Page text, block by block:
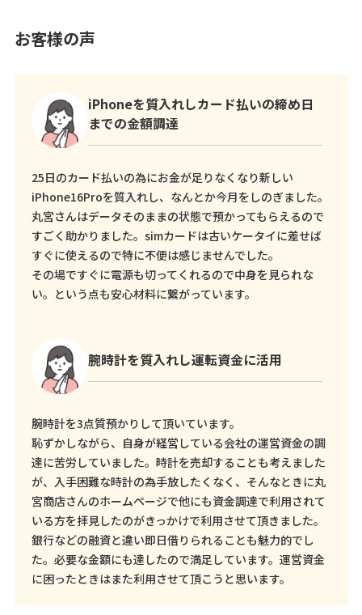
お客様の声
iPhoneを質入れしカード払いの締め日
までの金額調達
25日のカード払いの為にお金が足りなくなり新しい
iPhone16Proを質入れし、なんとか今月をしのぎました。
丸宮さんはデータそのままの状態で預かってもらえるので
すごく助かりました。simカードは古いケータイに差せば
すぐに使えるので特に不便は感じませんでした。
その場ですぐに電源も切ってくれるので中身を見られな
い。という点も安心材料に繋がっています。
腕時計を質入れし運転資金に活用
腕時計を3点質預かりして頂いています。
恥ずかしながら、自身が経営している会社の運営資金の調
達に苦労していました。時計を売却することも考えました
が、入手困難な時計の為手放したくなく、そんなときに丸
宮商店さんのホームページで他にも資金調達で利用されて
いる方を拝見したのがきっかけで利用させて頂きました。
銀行などの融資と違い即日借りられることも魅力的でし
た。必要な金額にも達したので満足しています。運営資金
に困ったときはまた利用させて頂こうと思います。